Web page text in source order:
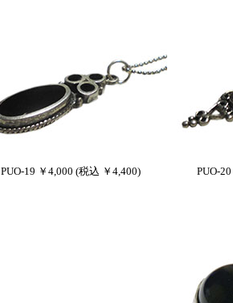
PUO-19 ￥4,000 (税込 ￥4,400) PUO-